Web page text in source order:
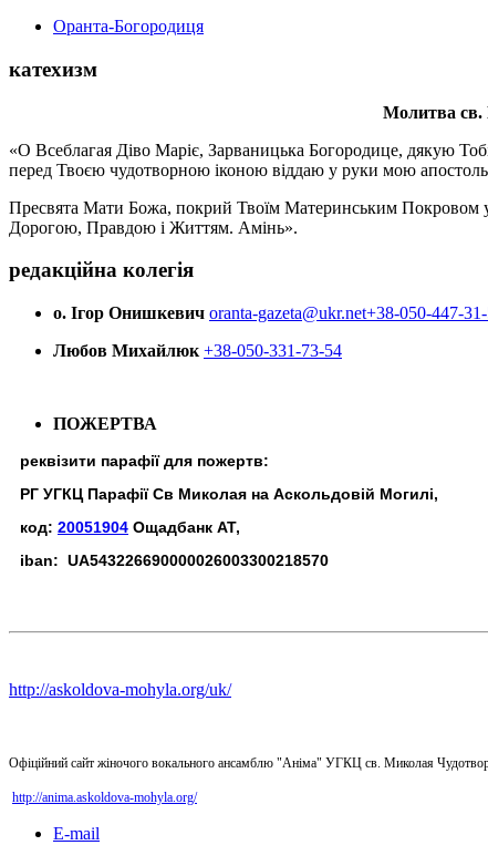
Оранта-Богородиця
катехизм
Молитва св.
«О Всеблагая Діво Маріє, Зарваницька Богородице, дякую
перед Твоєю чудотворною іконою віддаю у руки мою
Пресвята Мати Божа, покрий Твоїм Материнським Покровом
Дорогою, Правдою і Життям. Амінь».
редакційна колегія
о. Ігор Онишкевич oranta-gazeta@ukr.net+38-050-447-
Любов Михайлюк +38-050-331-73-54
ПОЖЕРТВА
реквізити парафії для пожертв:
РГ УГКЦ Парафії Св Миколая на Аскольдовій Могилі,
код: 20051904 Ощадбанк АТ,
iban: UA543226690000026003300218570
http://askoldova-mohyla.org/uk/
Офіційний сайт жіночого вокального ансамблю "Аніма" УГКЦ св. Миколая
http://anima.askoldova-mohyla.org/
E-mail